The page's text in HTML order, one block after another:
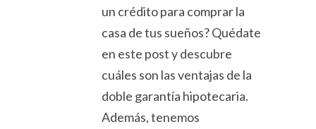
un crédito para comprar la
casa de tus sueños? Quédate
en este post y descubre
cuáles son las ventajas de la
doble garantía hipotecaria.
Además, tenemos